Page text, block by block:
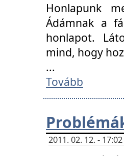
Honlapunk
Ádámnak a
honlapot.
mind, hogy
...
Tovább
2011. 02. 12. -